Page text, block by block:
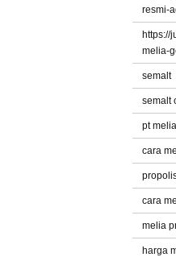
resmi-
https://
melia-
semalt
semalt
pt
cara
cara
melia
harga